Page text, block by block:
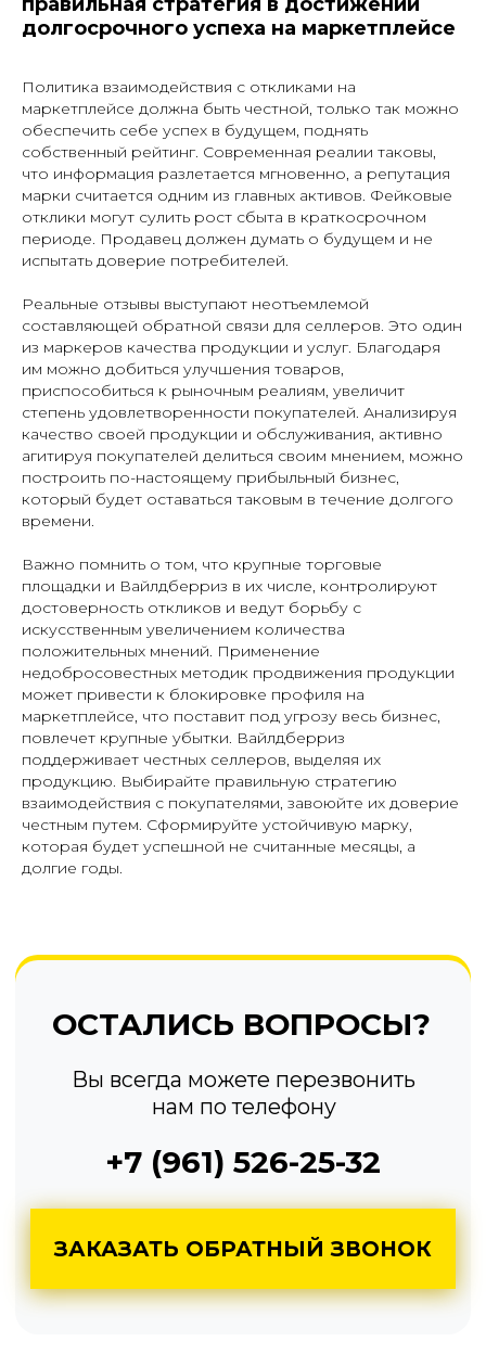
правильная стратегия в достижении
долгосрочного успеха на маркетплейсе
Политика взаимодействия с откликами на
маркетплейсе должна быть честной, только так можно
обеспечить себе успех в будущем, поднять
собственный рейтинг. Современная реалии таковы,
что информация разлетается мгновенно, а репутация
марки считается одним из главных активов. Фейковые
отклики могут сулить рост сбыта в краткосрочном
периоде. Продавец должен думать о будущем и не
испытать доверие потребителей.
Реальные отзывы выступают неотъемлемой
составляющей обратной связи для селлеров. Это один
из маркеров качества продукции и услуг. Благодаря
им можно добиться улучшения товаров,
приспособиться к рыночным реалиям, увеличит
степень удовлетворенности покупателей. Анализируя
качество своей продукции и обслуживания, активно
агитируя покупателей делиться своим мнением, можно
построить по-настоящему прибыльный бизнес,
который будет оставаться таковым в течение долгого
времени.
Важно помнить о том, что крупные торговые
площадки и Вайлдберриз в их числе, контролируют
достоверность откликов и ведут борьбу с
искусственным увеличением количества
положительных мнений. Применение
недобросовестных методик продвижения продукции
может привести к блокировке профиля на
маркетплейсе, что поставит под угрозу весь бизнес,
повлечет крупные убытки. Вайлдберриз
поддерживает честных селлеров, выделяя их
продукцию. Выбирайте правильную стратегию
взаимодействия с покупателями, завоюйте их доверие
честным путем. Сформируйте устойчивую марку,
которая будет успешной не считанные месяцы, а
долгие годы.